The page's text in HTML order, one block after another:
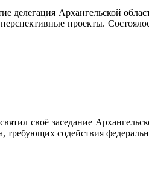
Архангельской
проекты.
своё заседание
требующих содействия